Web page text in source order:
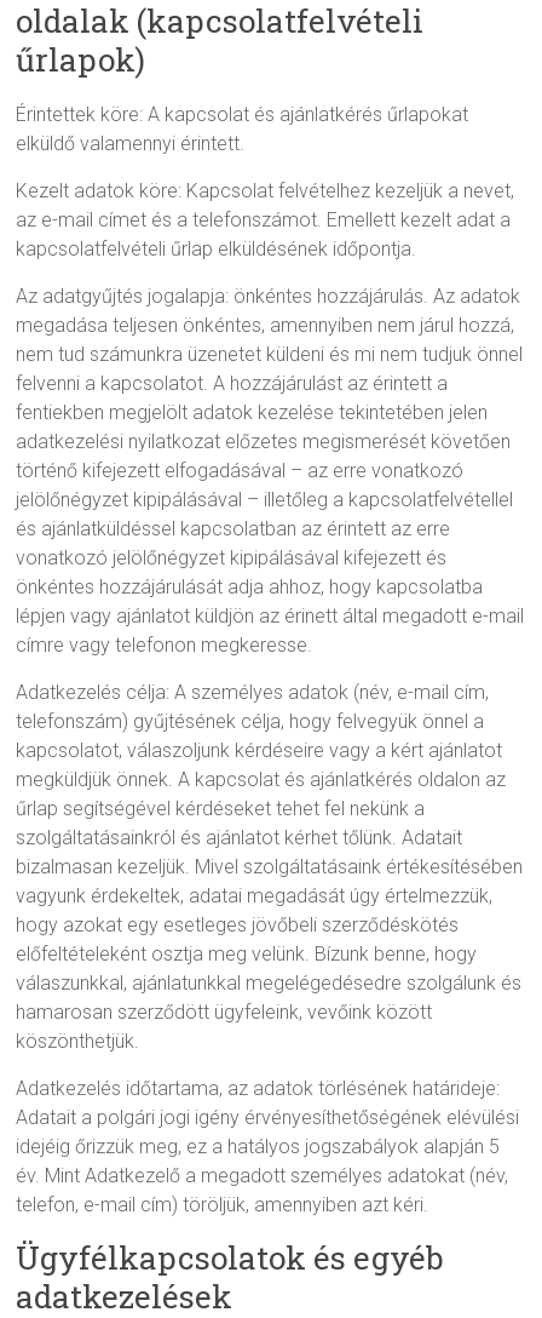
oldalak (kapcsolatfelvételi
űrlapok)
Érintettek köre: A kapcsolat és ajánlatkérés űrlapokat
elküldő valamennyi érintett.
Kezelt adatok köre: Kapcsolat felvételhez kezeljük a nevet,
az e-mail címet és a telefonszámot. Emellett kezelt adat a
kapcsolatfelvételi űrlap elküldésének időpontja.
Az adatgyűjtés jogalapja: önkéntes hozzájárulás. Az adatok
megadása teljesen önkéntes, amennyiben nem járul hozzá,
nem tud számunkra üzenetet küldeni és mi nem tudjuk önnel
felvenni a kapcsolatot. A hozzájárulást az érintett a
fentiekben megjelölt adatok kezelése tekintetében jelen
adatkezelési nyilatkozat előzetes megismerését követően
történő kifejezett elfogadásával – az erre vonatkozó
jelölőnégyzet kipipálásával – illetőleg a kapcsolatfelvétellel
és ajánlatküldéssel kapcsolatban az érintett az erre
vonatkozó jelölőnégyzet kipipálásával kifejezett és
önkéntes hozzájárulását adja ahhoz, hogy kapcsolatba
lépjen vagy ajánlatot küldjön az érinett által megadott e-mail
címre vagy telefonon megkeresse.
Adatkezelés célja: A személyes adatok (név, e-mail cím,
telefonszám) gyűjtésének célja, hogy felvegyük önnel a
kapcsolatot, válaszoljunk kérdéseire vagy a kért ajánlatot
megküldjük önnek. A kapcsolat és ajánlatkérés oldalon az
űrlap segítségével kérdéseket tehet fel nekünk a
szolgáltatásainkról és ajánlatot kérhet tőlünk. Adatait
bizalmasan kezeljük. Mivel szolgáltatásaink értékesítésében
vagyunk érdekeltek, adatai megadását úgy értelmezzük,
hogy azokat egy esetleges jövőbeli szerződéskötés
előfeltételeként osztja meg velünk. Bízunk benne, hogy
válaszunkkal, ajánlatunkkal megelégedésedre szolgálunk és
hamarosan szerződött ügyfeleink, vevőink között
köszönthetjük.
Adatkezelés időtartama, az adatok törlésének határideje:
Adatait a polgári jogi igény érvényesíthetőségének elévülési
idejéig őrizzük meg, ez a hatályos jogszabályok alapján 5
év. Mint Adatkezelő a megadott személyes adatokat (név,
telefon, e-mail cím) töröljük, amennyiben azt kéri.
Ügyfélkapcsolatok és egyéb
adatkezelések